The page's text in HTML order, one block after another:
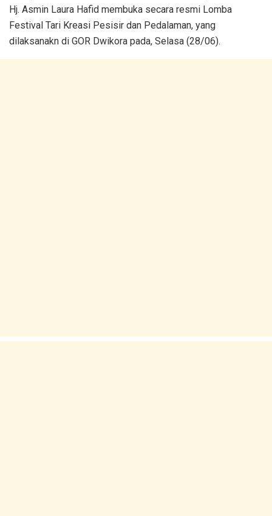
Hj. Asmin Laura Hafid membuka secara resmi Lomba
Festival Tari Kreasi Pesisir dan Pedalaman, yang
dilaksanakn di GOR Dwikora pada, Selasa (28/06).